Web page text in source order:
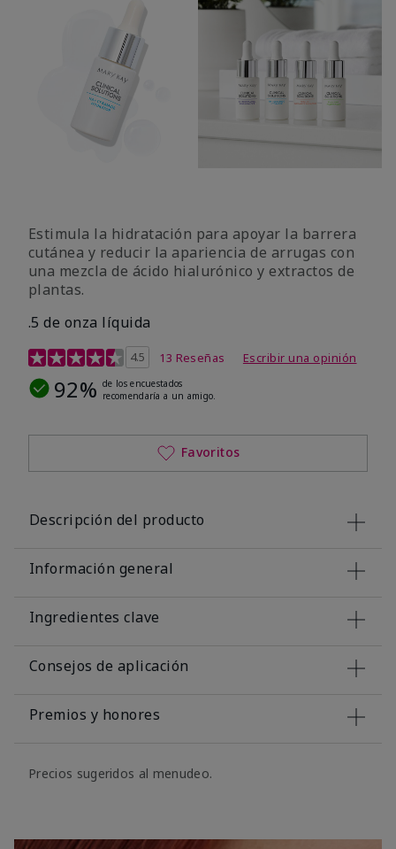
Estimula la hidratación para apoyar la barrera
cutánea y reducir la apariencia de arrugas con
una mezcla de ácido hialurónico y extractos de
plantas.
.5 de onza líquida
Calificación de clientes de 3,2 de 5
4.5 13 Reseñas Escribir una opinión
92% de los encuestados
recomendaría a un amigo.
Favoritos
Descripción del producto
Información general
Ingredientes clave
Consejos de aplicación
Premios y honores
Precios sugeridos al menudeo.